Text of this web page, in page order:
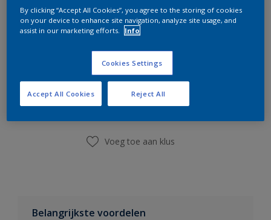
Boodschappenlijst
Vind een winkel
Voeg toe aan klus
Belangrijkste voordelen
By clicking “Accept All Cookies”, you agree to the storing of cookies
on your device to enhance site navigation, analyze site usage, and
assist in our marketing efforts.
Info
Cookies Settings
Reject All
Accept All Cookies